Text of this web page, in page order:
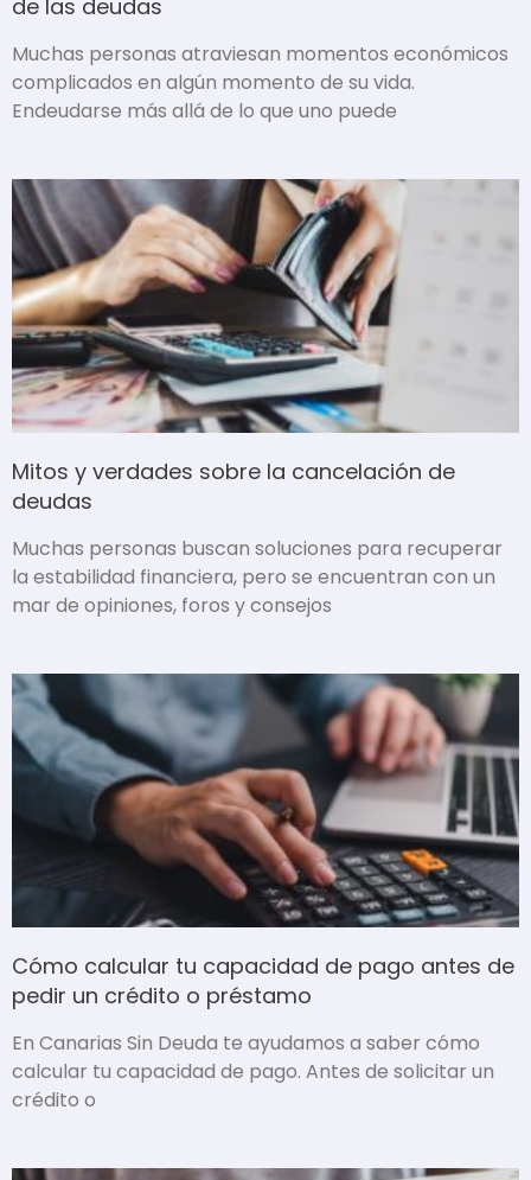
de las deudas
Muchas personas atraviesan momentos económicos
complicados en algún momento de su vida.
Endeudarse más allá de lo que uno puede
Mitos y verdades sobre la cancelación de
deudas
Muchas personas buscan soluciones para recuperar
la estabilidad financiera, pero se encuentran con un
mar de opiniones, foros y consejos
Cómo calcular tu capacidad de pago antes de
pedir un crédito o préstamo
En Canarias Sin Deuda te ayudamos a saber cómo
calcular tu capacidad de pago. Antes de solicitar un
crédito o